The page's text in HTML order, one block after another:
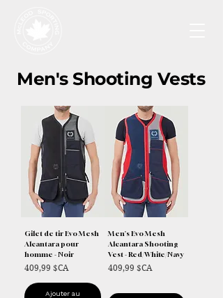
Men's Shooting Vests
Gilet de tir Evo Mesh
Alcantara pour
homme - Noir
Prix
409,99 $CA
Ajouter au
Men's Evo Mesh
Alcantara Shooting
Vest - Red/White/Navy
Prix
409,99 $CA